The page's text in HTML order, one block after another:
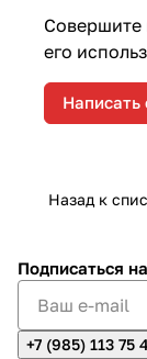
Совершите
его
Написать
Назад к
Подписаться
+7 (985) 113 75